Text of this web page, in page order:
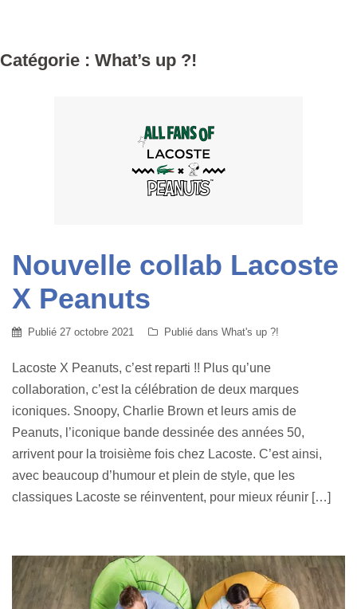
Catégorie : What’s up ?!
Nouvelle collab Lacoste
X Peanuts
Publié 27 octobre 2021 Publié dans What's up ?!
Lacoste X Peanuts, c’est reparti !! Plus qu’une
collaboration, c’est la célébration de deux marques
iconiques. Snoopy, Charlie Brown et leurs amis de
Peanuts, l’iconique bande dessinée des années 50,
arrivent pour la troisième fois chez Lacoste. C’est ainsi,
avec beaucoup d’humour et plein de style, que les
classiques Lacoste se réinventent, pour mieux réunir […]